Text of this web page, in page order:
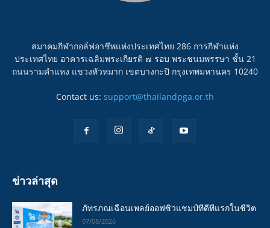
สมาคมกีฬากอล์ฟอาชีพแห่งประเทศไทย 286 การกีฬาแห่ง
ประเทศไทย อาคารเฉลิมพระเกียรติ ๗ รอบ พระชนมพรรษา ชั้น 21
ถนนรามคำแหง แขวงหัวหมาก เขตบางกะปิ กรุงเทพมหานคร 10240
Contact us: support@thailandpga.or.th
ข่าวล่าสุด
ภัทรภณเฉือนเพลย์ออฟซิวแชมป์ทีดีทีแรกในชีวิต
07/08/2026